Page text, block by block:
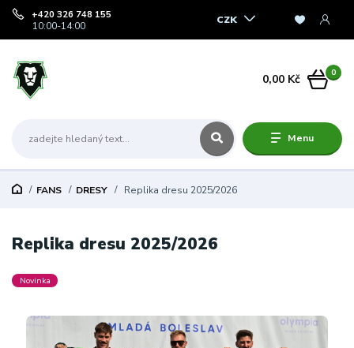
Menu
CZK
+420 326 748 155
10:00-14:00
0
0,00 Kč
FANS DRESY Replika dresu 2025/2026
Replika dresu 2025/2026
Novinka